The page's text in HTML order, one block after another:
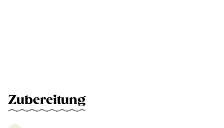
Zubereitung